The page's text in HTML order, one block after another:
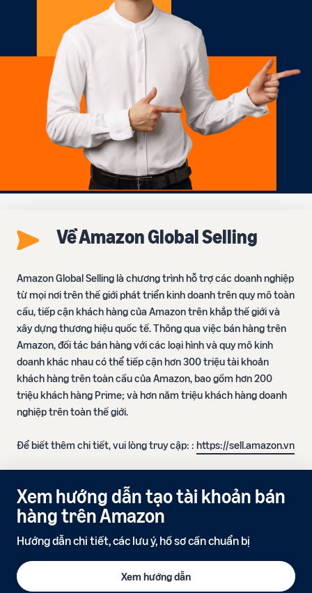
Về Amazon Global Selling
Amazon Global Selling là chương trình hỗ trợ các doanh nghiệp
từ mọi nơi trên thế giới phát triển kinh doanh trên quy mô toàn
cầu, tiếp cận khách hàng của Amazon trên khắp thế giới và
xây dựng thương hiệu quốc tế. Thông qua việc bán hàng trên
Amazon, đối tác bán hàng với các loại hình và quy mô kinh
doanh khác nhau có thể tiếp cận hơn 300 triệu tài khoản
khách hàng trên toàn cầu của Amazon, bao gồm hơn 200
triệu khách hàng Prime; và hơn năm triệu khách hàng doanh
nghiệp trên toàn thế giới.
Để biết thêm chi tiết, vui lòng truy cập: : https://sell.amazon.vn
Xem hướng dẫn tạo tài khoản bán
hàng trên Amazon
Hướng dẫn chi tiết, các lưu ý, hồ sơ cần chuẩn bị
Xem hướng dẫn